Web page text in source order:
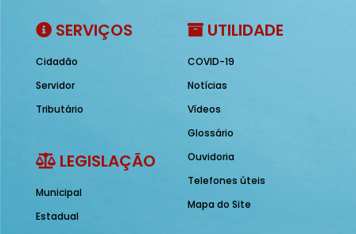
SERVIÇOS
Cidadão
Servidor
Tributário
LEGISLAÇÃO
Municipal
Estadual
UTILIDADE
COVID-19
Notícias
Vídeos
Glossário
Ouvidoria
Telefones úteis
Mapa do Site